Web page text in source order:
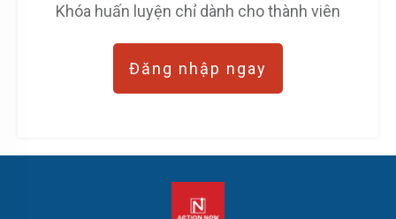
Khóa huấn luyện chỉ dành cho thành viên
Đăng nhập ngay